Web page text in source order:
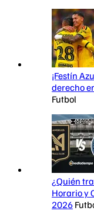
¡Festín
derecho
Futbol
¿Quién
Horario y
2026